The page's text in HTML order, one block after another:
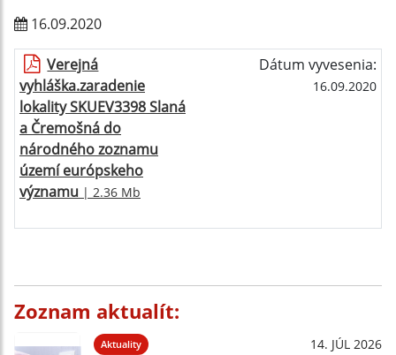
16.09.2020
Verejná
vyhláška.zaradenie
lokality SKUEV3398 Slaná
a Čremošná do
národného zoznamu
území európskeho
významu | 2.36 Mb
Dátum vyvesenia:
16.09.2020
Zoznam aktualít:
Aktuality 14. JÚL 2026